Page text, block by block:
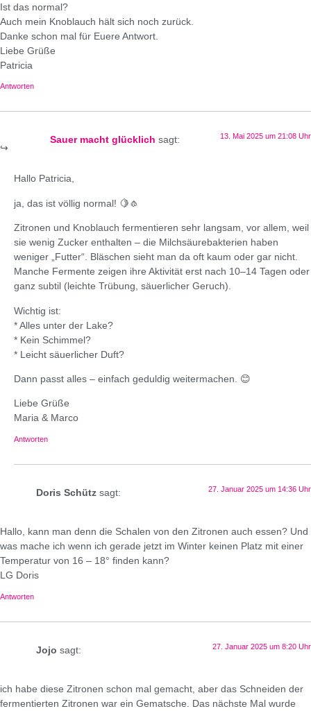
Ist das normal?
Auch mein Knoblauch hält sich noch zurück.
Danke schon mal für Euere Antwort.
Liebe Grüße
Patricia
Antworten
Sauer macht glücklich sagt: 13. Mai 2025 um 21:08 Uhr
Hallo Patricia,
ja, das ist völlig normal! 🍋🧄
Zitronen und Knoblauch fermentieren sehr langsam, vor allem, weil
sie wenig Zucker enthalten – die Milchsäurebakterien haben
weniger „Futter“. Bläschen sieht man da oft kaum oder gar nicht.
Manche Fermente zeigen ihre Aktivität erst nach 10–14 Tagen oder
ganz subtil (leichte Trübung, säuerlicher Geruch).
Wichtig ist:
* Alles unter der Lake?
* Kein Schimmel?
* Leicht säuerlicher Duft?
Dann passt alles – einfach geduldig weitermachen. 😊
Liebe Grüße
Maria & Marco
Antworten
Doris Schütz sagt: 27. Januar 2025 um 14:36 Uhr
Hallo, kann man denn die Schalen von den Zitronen auch essen? Und
was mache ich wenn ich gerade jetzt im Winter keinen Platz mit einer
Temperatur von 16 – 18° finden kann?
LG Doris
Antworten
Jojo sagt: 27. Januar 2025 um 8:20 Uhr
ich habe diese Zitronen schon mal gemacht, aber das Schneiden der
fermentierten Zitronen war ein Gematsche. Das nächste Mal wurde